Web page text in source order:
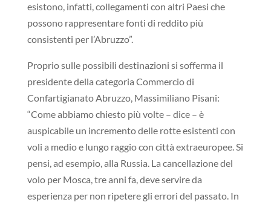
esistono, infatti, collegamenti con altri Paesi che
possono rappresentare fonti di reddito più
consistenti per l’Abruzzo”.
Proprio sulle possibili destinazioni si sofferma il
presidente della categoria Commercio di
Confartigianato Abruzzo, Massimiliano Pisani:
“Come abbiamo chiesto più volte – dice – è
auspicabile un incremento delle rotte esistenti con
voli a medio e lungo raggio con città extraeuropee. Si
pensi, ad esempio, alla Russia. La cancellazione del
volo per Mosca, tre anni fa, deve servire da
esperienza per non ripetere gli errori del passato. In